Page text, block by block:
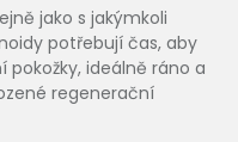
jako s jakýmkoli
potřebují čas, aby
pokožky, ideálně ráno a
regenerační